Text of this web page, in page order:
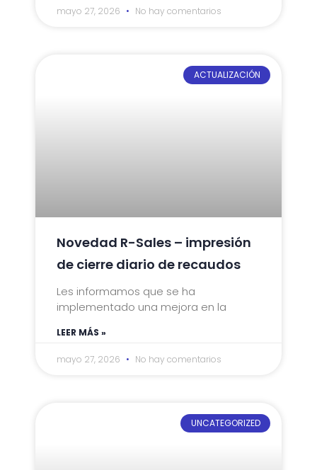
mayo 27, 2026 No hay comentarios
ACTUALIZACIÓN
Novedad R-Sales – impresión
de cierre diario de recaudos
Les informamos que se ha
implementado una mejora en la
LEER MÁS »
mayo 27, 2026 No hay comentarios
UNCATEGORIZED